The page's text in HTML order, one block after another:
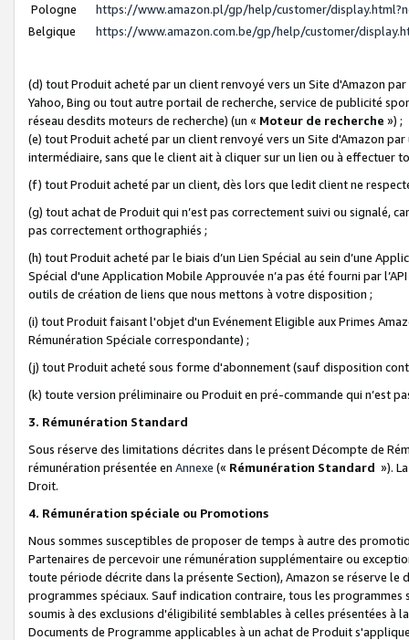
Pologne
https://www.amazon.pl/gp/help/customer/
Belgique
https://www.amazon.com.be/gp/help/customer/
(d) tout Produit acheté par un client renvoyé vers un Site d'Amazon
Yahoo, Bing ou tout autre portail de recherche, service de publicité
réseau desdits moteurs de recherche) (un « Moteur de recherche ») ;
(e) tout Produit acheté par un client renvoyé vers un Site d'Amazon
intermédiaire, sans que le client ait à cliquer sur un lien ou à
(f) tout Produit acheté par un client, dès lors que ledit client ne
(g) tout achat de Produit qui n’est pas correctement suivi ou signalé,
pas correctement orthographiés ;
(h) tout Produit acheté par le biais d’un Lien Spécial au sein d’une
Spécial d'une Application Mobile Approuvée n’a pas été fourni par
outils de création de liens que nous mettons à votre disposition ;
(i) tout Produit faisant l'objet d'un Evénement Eligible aux Primes
Rémunération Spéciale correspondante) ;
(j) tout Produit acheté sous forme d'abonnement (sauf disposition
(k) toute version préliminaire ou Produit en pré-commande qui n’est
3. Rémunération Standard
Sous réserve des limitations décrites dans le présent Décompte de
rémunération présentée en Annexe (« Rémunération Standard »).
Droit.
4. Rémunération spéciale ou Promotions
Nous sommes susceptibles de proposer de temps à autre des
Partenaires de percevoir une rémunération supplémentaire ou
toute période décrite dans la présente Section), Amazon se réserve
programmes spéciaux. Sauf indication contraire, tous les
soumis à des exclusions d'éligibilité semblables à celles présentées à
Documents de Programme applicables à un achat de Produit